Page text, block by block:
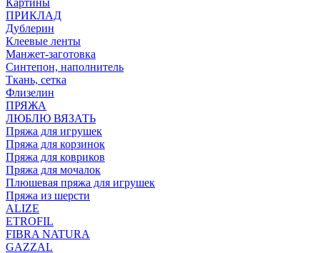
Картины
ПРИКЛАД
Дублерин
Клеевые ленты
Манжет-заготовка
Синтепон, наполнитель
Ткань, сетка
Флизелин
ПРЯЖА
ЛЮБЛЮ ВЯЗАТЬ
Пряжа для игрушек
Пряжа для корзинок
Пряжа для ковриков
Пряжа для мочалок
Плюшевая пряжа для игрушек
Пряжа из шерсти
ALIZE
ETROFIL
FIBRA NATURA
GAZZAL